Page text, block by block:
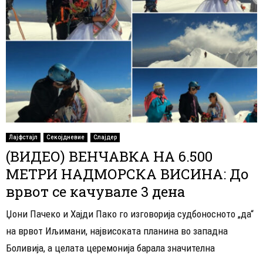
Лајфстајл Секојдневие Слајдер
(ВИДЕО) ВЕНЧАВКА НА 6.500
МЕТРИ НАДМОРСКА ВИСИНА: До
врвот се качувале 3 дена
Џони Пачеко и Хајди Пако го изговорија судбоносното „да“
на врвот Иљимани, највисоката планина во западна
Боливија, а целата церемонија барала значителна